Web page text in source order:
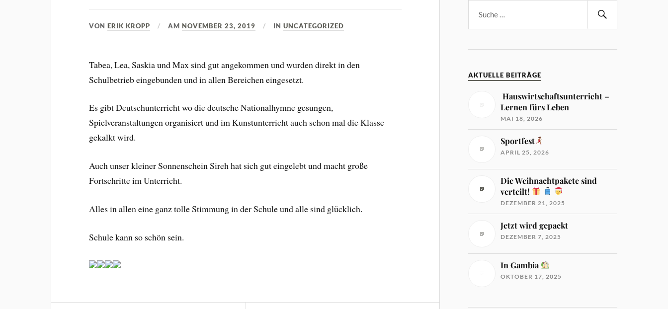
VONERIK KROPP AMNOVEMBER 23, 2019 INUNCATEGORIZED
Tabea, Lea, Saskia und Max sind gut angekommen und wurden direkt in den
Schulbetrieb eingebunden und in allen Bereichen eingesetzt.
Es gibt Deutschunterricht wo die deutsche Nationalhymne gesungen,
Spielveranstaltungen organisiert und im Kunstunterricht auch schon mal die Klasse
gekalkt wird.
Auch unser kleiner Sonnenschein Sireh hat sich gut eingelebt und macht große
Fortschritte im Unterricht.
Alles in allen eine ganz tolle Stimmung in der Schule und alle sind glücklich.
Schule kann so schön sein.
AKTUELLE BEITRÄGE
Hauswirtschaftsunterricht –
Lernen fürs Leben
MAI 18, 2026
Sportfest
APRIL 25, 2026
Die Weihnachtpakete sind
verteilt!
DEZEMBER 21, 2025
Jetzt wird gepackt
DEZEMBER 7, 2025
In Gambia
OKTOBER 17, 2025